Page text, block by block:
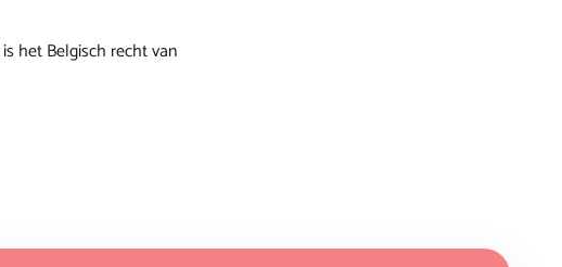
het Belgisch recht van